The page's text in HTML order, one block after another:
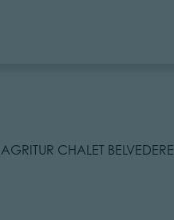
AGRITUR CHALET BELVEDERE